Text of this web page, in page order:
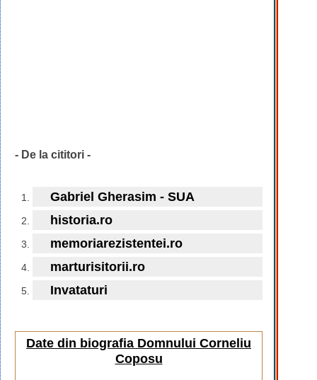
- De la cititori -
Gabriel Gherasim - SUA
historia.ro
memoriarezistentei.ro
marturisitorii.ro
Invataturi
Date din biografia Domnului Corneliu
Coposu